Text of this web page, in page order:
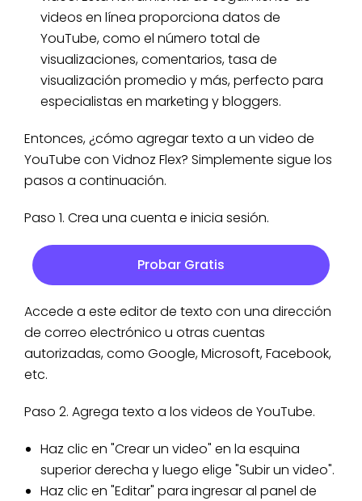
videos en línea proporciona datos de
YouTube, como el número total de
visualizaciones, comentarios, tasa de
visualización promedio y más, perfecto para
especialistas en marketing y bloggers.
Entonces, ¿cómo agregar texto a un video de
YouTube con Vidnoz Flex? Simplemente sigue los
pasos a continuación.
Paso 1. Crea una cuenta e inicia sesión.
Probar Gratis
Accede a este editor de texto con una dirección
de correo electrónico u otras cuentas
autorizadas, como Google, Microsoft, Facebook,
etc.
Paso 2. Agrega texto a los videos de YouTube.
Haz clic en "Crear un video" en la esquina
superior derecha y luego elige "Subir un video".
Haz clic en "Editar" para ingresar al panel de